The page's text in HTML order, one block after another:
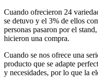
Cuando ofrecieron 24
se detuvo y el 3% de ellos
personas pasaron por el
hicieron una compra.
Cuando se nos ofrece una
producto que se adapte
y necesidades, por lo que la